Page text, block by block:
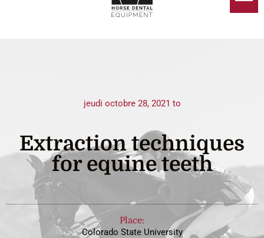
jeudi octobre 28, 2021 to
Extraction techniques
for equine teeth
Place:
Colorado State University